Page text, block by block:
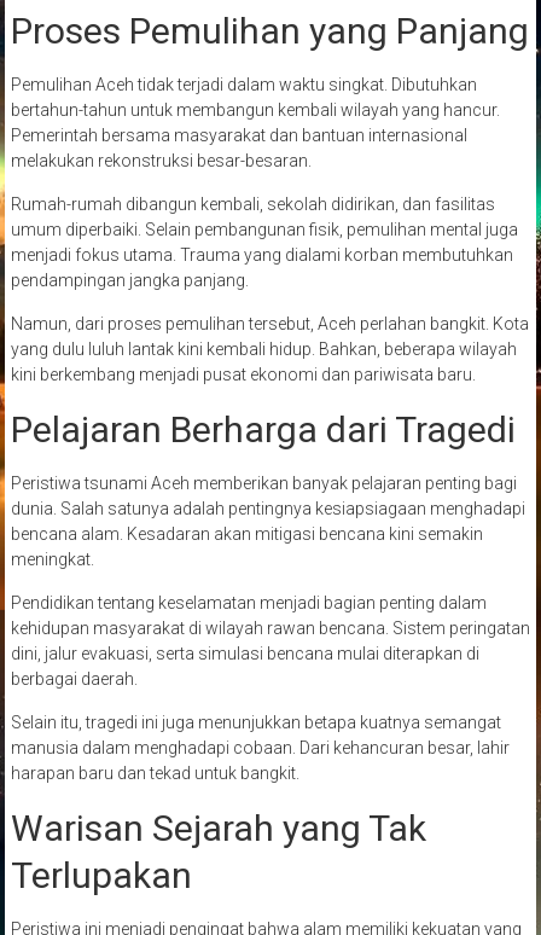
Proses Pemulihan yang Panjang
Pemulihan Aceh tidak terjadi dalam waktu singkat. Dibutuhkan
bertahun-tahun untuk membangun kembali wilayah yang hancur.
Pemerintah bersama masyarakat dan bantuan internasional
melakukan rekonstruksi besar-besaran.
Rumah-rumah dibangun kembali, sekolah didirikan, dan fasilitas
umum diperbaiki. Selain pembangunan fisik, pemulihan mental juga
menjadi fokus utama. Trauma yang dialami korban membutuhkan
pendampingan jangka panjang.
Namun, dari proses pemulihan tersebut, Aceh perlahan bangkit. Kota
yang dulu luluh lantak kini kembali hidup. Bahkan, beberapa wilayah
kini berkembang menjadi pusat ekonomi dan pariwisata baru.
Pelajaran Berharga dari Tragedi
Peristiwa tsunami Aceh memberikan banyak pelajaran penting bagi
dunia. Salah satunya adalah pentingnya kesiapsiagaan menghadapi
bencana alam. Kesadaran akan mitigasi bencana kini semakin
meningkat.
Pendidikan tentang keselamatan menjadi bagian penting dalam
kehidupan masyarakat di wilayah rawan bencana. Sistem peringatan
dini, jalur evakuasi, serta simulasi bencana mulai diterapkan di
berbagai daerah.
Selain itu, tragedi ini juga menunjukkan betapa kuatnya semangat
manusia dalam menghadapi cobaan. Dari kehancuran besar, lahir
harapan baru dan tekad untuk bangkit.
Warisan Sejarah yang Tak
Terlupakan
Peristiwa ini menjadi pengingat bahwa alam memiliki kekuatan yang